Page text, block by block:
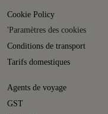
Cookie Policy
'Paramètres des cookies
Conditions de transport
Tarifs domestiques
Agents de voyage
GST